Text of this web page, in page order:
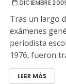
DICIEMBRE
Tras un largo
exámenes
periodista
1976, fueron
LEER MÁS